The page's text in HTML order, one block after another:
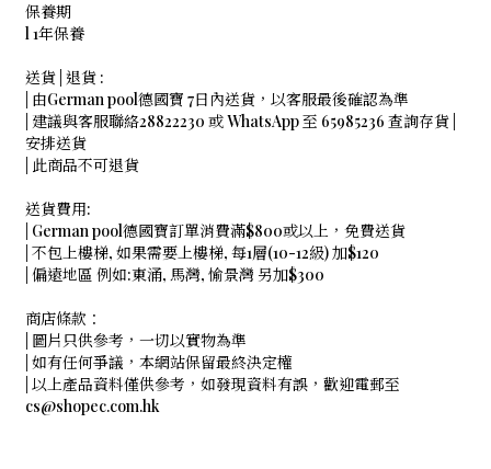
保養期
l 1年保養
送貨 | 退貨 :
| 由German pool德國寶 7日內送貨，以客服最後確認為準
| 建議與客服聯絡28822230 或 WhatsApp 至 65985236 查詢存貨 |
安排送貨
| 此商品不可退貨
送貨費用:
| German pool德國寶訂單消費滿$800或以上，免費送貨
| 不包上樓梯, 如果需要上樓梯, 每1層(10-12級) 加$120
| 偏遠地區 例如:東涌, 馬灣, 愉景灣 另加$300
商店條款：
| 圖片只供參考，一切以實物為準
| 如有任何爭議，本網站保留最終決定權
| 以上產品資料僅供參考，如發現資料有誤，歡迎電郵至
cs@shopec.com.hk